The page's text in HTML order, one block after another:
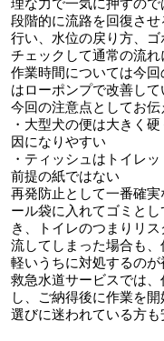
理な力で一気に押すの
段階的に流路を回復さ
行い、水位の戻り方、
チェックして通常の流れ
作業時間については今
はローポンプで改善して
今回の注意点としてお伝
・大型犬の便は大きく
因になりやすい
・ティッシュはトイレ
前提の紙ではない
再発防止として一番確
ール袋に入れてゴミと
き、トイレのつまりリ
流してしまった場合も
軽いうちに対処するのが
救急水道サービスでは
し、ご納得後に作業を
選びに迷われている方も